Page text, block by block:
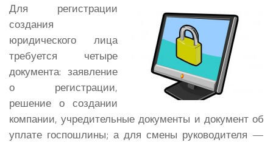
Для регистрации
создания
юридического лица
требуется четыре
документа: заявление
о регистрации,
решение о создании
компании, учредительные документы и документ об
уплате госпошлины; а для смены руководителя —